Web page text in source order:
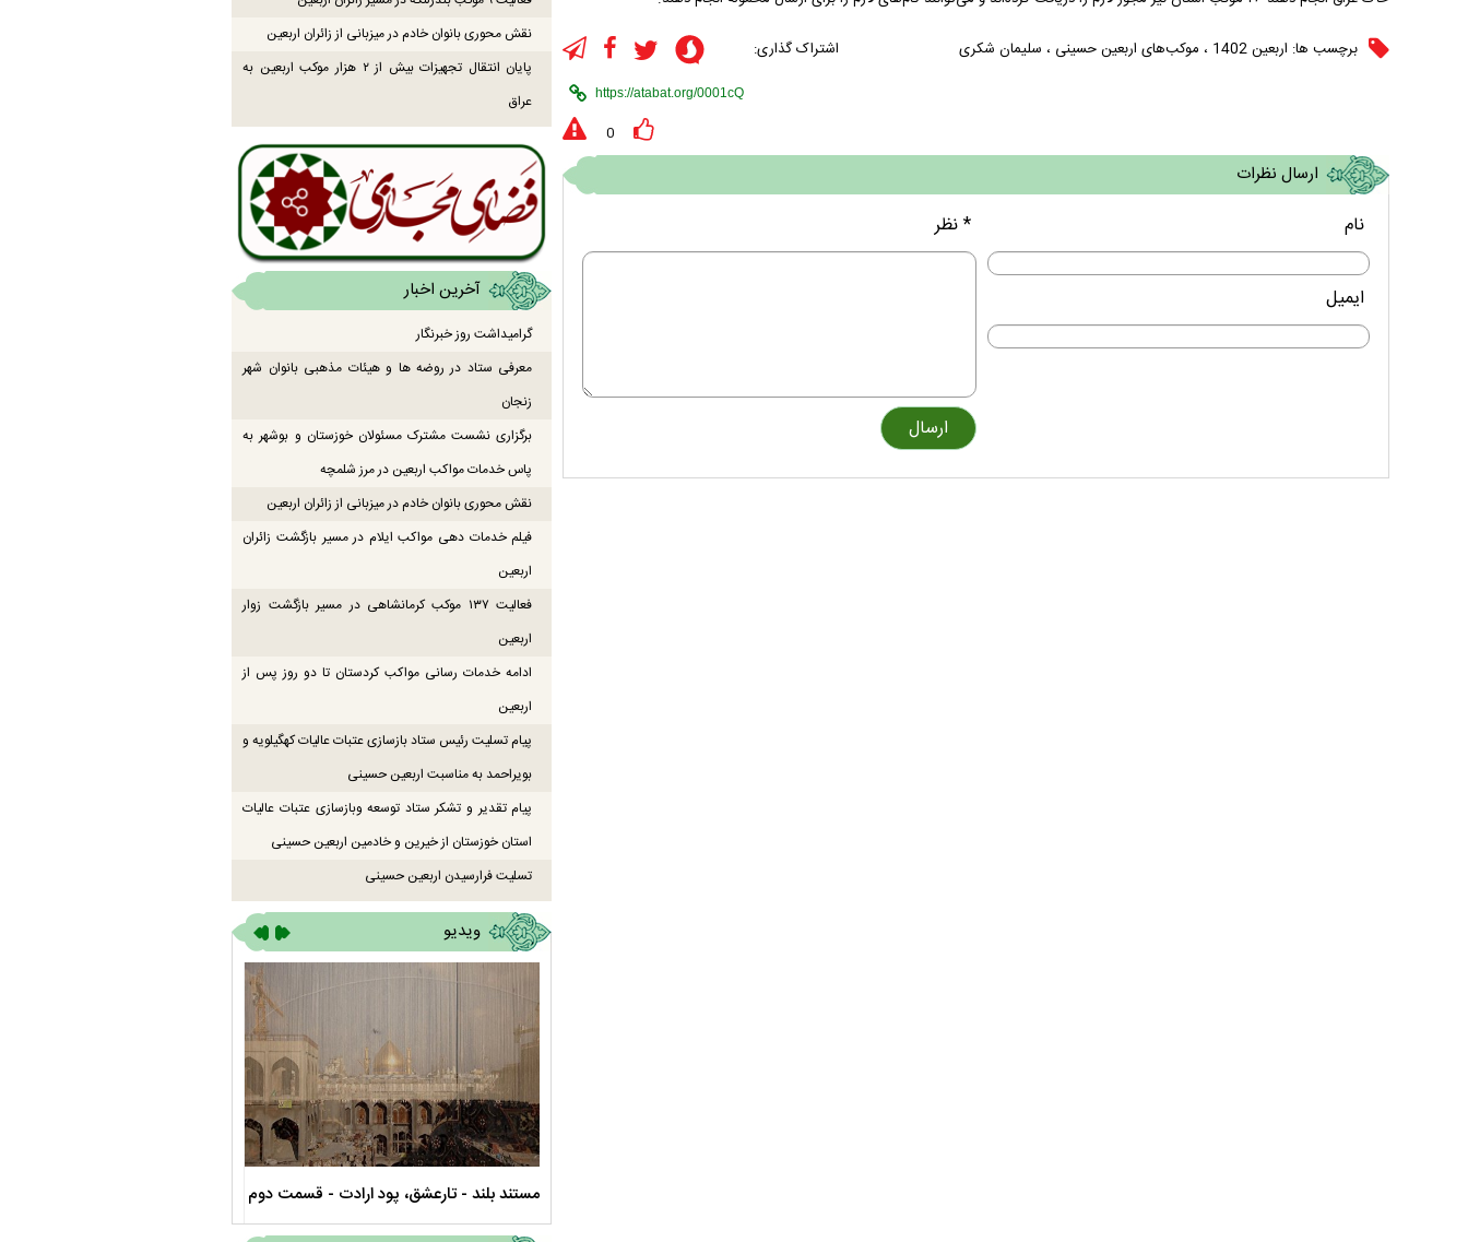
برچسب ها: اربعین 1402 ، موکب‌های اربعین حسینی ، سلیمان شکری اشتراک گذاری:
0
ارسال نظرات
نام
ایمیل
* نظر
نقش محوری بانوان خادم در میزبانی از زائران اربعین
پایان انتقال تجهیزات بیش از ۲ هزار موکب اربعین به
عراق
آخرین اخبار
گرامیداشت روز خبرنگار
معرفی ستاد در روضه ها و هیئات مذهبی بانوان شهر
زنجان
برگزاری نشست مشترک مسئولان خوزستان و بوشهر به
پاس خدمات مواکب اربعین در مرز شلمچه
نقش محوری بانوان خادم در میزبانی از زائران اربعین
فیلم خدمات دهی مواکب ایلام در مسیر بازگشت زائران
اربعین
فعالیت ۱۳۷ موکب کرمانشاهی در مسیر بازگشت زوار
اربعین
ادامه خدمات رسانی مواکب کردستان تا دو روز پس از
اربعین
پیام تسلیت رئیس ستاد بازسازی عتبات عالیات کهگیلویه و
بویراحمد به مناسبت اربعین حسینی
پیام تقدیر و تشکر ستاد توسعه وبازسازی عتبات عالیات
استان خوزستان از خیرین و خادمین اربعین حسینی
تسلیت فرارسیدن اربعین حسینی
ویدیو
نماهنگ صحن حضرت زهرا سلام الله علیها